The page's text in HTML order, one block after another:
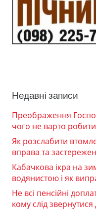
Недавні записи
Преображення
чого не варто робити
Як розслабити
вправа та
Кабачкова ікра на
водянистою і як
Не всі пенсійні
кому слід